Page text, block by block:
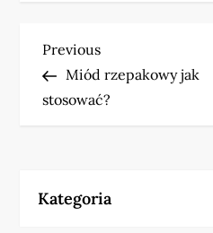
N
a
g
Previous
Post
Previous
Miód rzepakowy jak
stosować?
Kategoria